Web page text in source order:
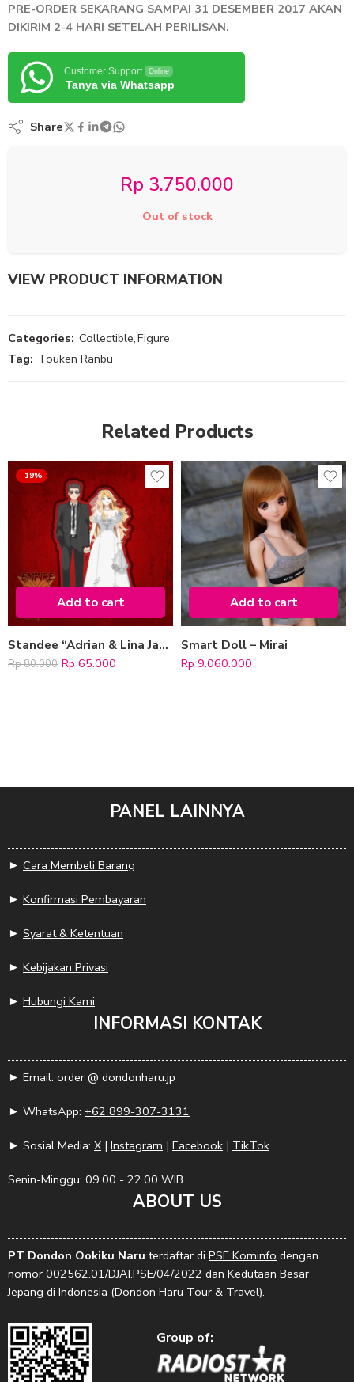
PRE-ORDER SEKARANG SAMPAI 31 DESEMBER 2017 AKAN
DIKIRIM 2-4 HARI SETELAH PERILISAN.
Customer Support Online
Tanya via Whatsapp
Share
Rp 3.750.000
Out of stock
VIEW PRODUCT INFORMATION
Categories: Collectible,Figure
Tag: Touken Ranbu
Related Products
-19%
Add to cart
Standee “Adrian & Lina Jacko” (Wedding Version)
Rp80.000 Rp 65.000
Add to cart
Smart Doll – Mirai
Rp 9.060.000
PANEL LAINNYA
► Cara Membeli Barang
► Konfirmasi Pembayaran
► Syarat & Ketentuan
► Kebijakan Privasi
► Hubungi Kami
INFORMASI KONTAK
► Email: order @ dondonharu.jp
► WhatsApp: +62 899-307-3131
► Sosial Media: X | Instagram | Facebook | TikTok
Senin-Minggu: 09.00 - 22.00 WIB
ABOUT US
PT Dondon Ookiku Naru terdaftar di PSE Kominfo dengan
nomor 002562.01/DJAI.PSE/04/2022 dan Kedutaan Besar
Jepang di Indonesia (Dondon Haru Tour & Travel).
Group of: